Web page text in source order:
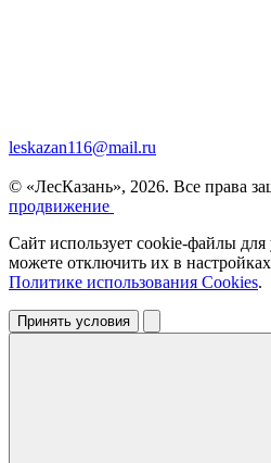
leskazan116@mail.ru
© «ЛесКазань», 2026. Все права
продвижение
Сайт использует cookie-файлы для
можете отключить их в
Политике использования Cookies.
Принять условия